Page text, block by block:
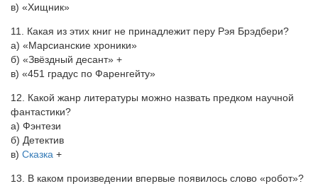
в) «Хищник»
11. Какая из этих книг не принадлежит перу Рэя Брэдбери?
а) «Марсианские хроники»
б) «Звёздный десант» +
в) «451 градус по Фаренгейту»
12. Какой жанр литературы можно назвать предком научной
фантастики?
а) Фэнтези
б) Детектив
в) Сказка +
13. В каком произведении впервые появилось слово «робот»?